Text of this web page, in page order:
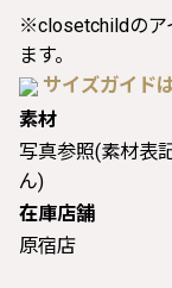
※closetchildのア
ます。
サイズガイド
素材
写真参照(素材表
ん)
在庫店舗
原宿店